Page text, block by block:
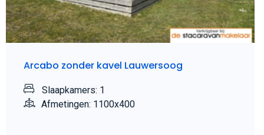
Arcabo zonder kavel Lauwersoog
Slaapkamers: 1
Afmetingen: 1100x400